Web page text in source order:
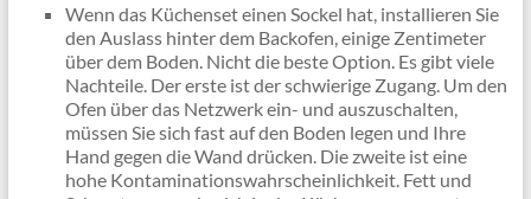
Wenn das Küchenset einen Sockel hat, installieren Sie
den Auslass hinter dem Backofen, einige Zentimeter
über dem Boden. Nicht die beste Option. Es gibt viele
Nachteile. Der erste ist der schwierige Zugang. Um den
Ofen über das Netzwerk ein- und auszuschalten,
müssen Sie sich fast auf den Boden legen und Ihre
Hand gegen die Wand drücken. Die zweite ist eine
hohe Kontaminationswahrscheinlichkeit. Fett und